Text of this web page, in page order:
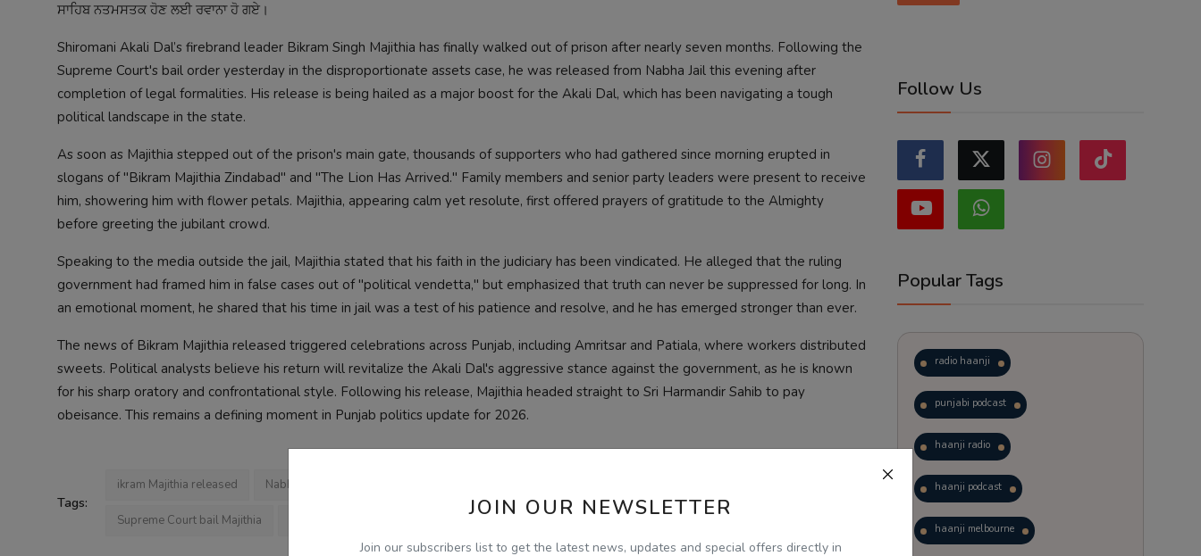
JOIN OUR NEWSLETTER
Join our subscribers list to get the latest news, updates and special offers directly in
ਸਾਹਿਬ ਨਤਮਸਤਕ ਹੋਣ ਲਈ ਰਵਾਨਾ ਹੋ ਗਏ।
Shiromani Akali Dal’s firebrand leader Bikram Singh Majithia has finally walked out of prison after nearly seven months. Following the
Supreme Court's bail order yesterday in the disproportionate assets case, he was released from Nabha Jail this evening after
completion of legal formalities. His release is being hailed as a major boost for the Akali Dal, which has been navigating a tough
political landscape in the state.
As soon as Majithia stepped out of the prison's main gate, thousands of supporters who had gathered since morning erupted in
slogans of "Bikram Majithia Zindabad" and "The Lion Has Arrived." Family members and senior party leaders were present to receive
him, showering him with flower petals. Majithia, appearing calm yet resolute, first offered prayers of gratitude to the Almighty
before greeting the jubilant crowd.
Speaking to the media outside the jail, Majithia stated that his faith in the judiciary has been vindicated. He alleged that the ruling
government had framed him in false cases out of "political vendetta," but emphasized that truth can never be suppressed for long. In
an emotional moment, he shared that his time in jail was a test of his patience and resolve, and he has emerged stronger than ever.
The news of Bikram Majithia released triggered celebrations across Punjab, including Amritsar and Patiala, where workers distributed
sweets. Political analysts believe his return will revitalize the Akali Dal's aggressive stance against the government, as he is known
for his sharp oratory and confrontational style. Following his release, Majithia headed straight to Sri Harmandir Sahib to pay
obeisance. This remains a defining moment in Punjab politics update for 2026.
Tags:
ikram Majithia released Nabha Jail news
Supreme Court bail Majithia
Follow Us
Popular Tags
radio haanji
punjabi podcast
haanji radio
haanji podcast
haanji melbourne